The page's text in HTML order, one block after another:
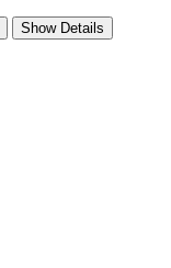
Show Details